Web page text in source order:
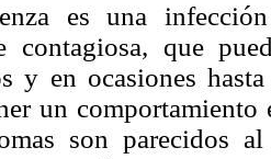
es una
contagiosa, que
y en ocasiones
un
son parecidos